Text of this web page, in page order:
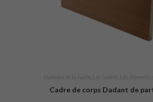
L'univers de la ruche , Les cadres, Les éléments
Cadre de corps Dadant de